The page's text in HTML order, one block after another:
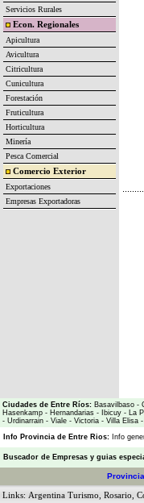
Servicios Rurales
Econ. Regionales
Apicultura
Avicultura
Citricultura
Cunicultura
Forestación
Fruticultura
Horticultura
Minería
Pesca Comercial
Comercio Exterior
Exportaciones
Empresas Exportadoras
Ciudades de Entre Ríos: Basavilbaso -
Hasenkamp - Hernandarias - Ibicuy - La
- Urdinarrain - Viale - Victoria - Villa Elisa -
Info Provincia de Entre Rios: Info
Buscador de Empresas y guias
Links: Argentina Turismo Rosario